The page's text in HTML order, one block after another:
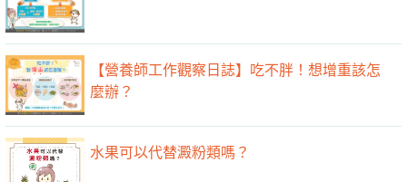
【營養師工作觀察日誌】吃不胖！想增重該怎
麼辦？
水果可以代替澱粉類嗎？